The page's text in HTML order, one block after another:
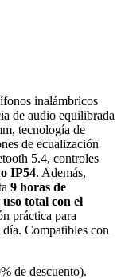
inalámbricos
de audio equilibrada
tecnología de
de ecualización
5.4, controles
IP54. Además,
9 horas de
total con el
práctica para
Compatibles con
de descuento).